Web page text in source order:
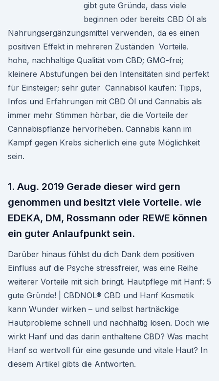
gibt gute Gründe, dass viele
beginnen oder bereits CBD Öl als
Nahrungsergänzungsmittel verwenden, da es einen
positiven Effekt in mehreren Zuständen Vorteile.
hohe, nachhaltige Qualität vom CBD; GMO-frei;
kleinere Abstufungen bei den Intensitäten sind perfekt
für Einsteiger; sehr guter Cannabisöl kaufen: Tipps,
Infos und Erfahrungen mit CBD Öl und Cannabis als
immer mehr Stimmen hörbar, die die Vorteile der
Cannabispflanze hervorheben. Cannabis kann im
Kampf gegen Krebs sicherlich eine gute Möglichkeit
sein.
1. Aug. 2019 Gerade dieser wird gern
genommen und besitzt viele Vorteile. wie
EDEKA, DM, Rossmann oder REWE können
ein guter Anlaufpunkt sein.
Darüber hinaus fühlst du dich Dank dem positiven
Einfluss auf die Psyche stressfreier, was eine Reihe
weiterer Vorteile mit sich bringt. Hautpflege mit Hanf: 5
gute Gründe! | CBDNOL® CBD und Hanf Kosmetik
kann Wunder wirken – und selbst hartnäckige
Hautprobleme schnell und nachhaltig lösen. Doch wie
wirkt Hanf und das darin enthaltene CBD? Was macht
Hanf so wertvoll für eine gesunde und vitale Haut? In
diesem Artikel gibts die Antworten.